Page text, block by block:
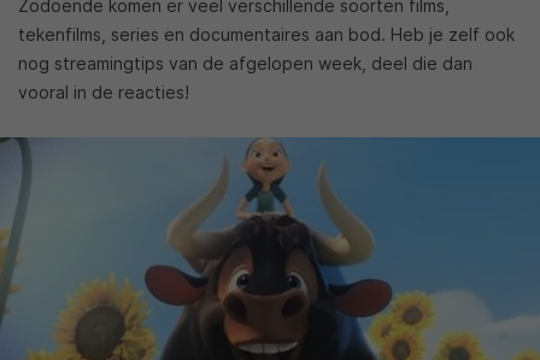
Zodoende komen er veel verschillende soorten films,
tekenfilms, series en documentaires aan bod. Heb je zelf ook
nog streamingtips van de afgelopen week, deel die dan
vooral in de reacties!